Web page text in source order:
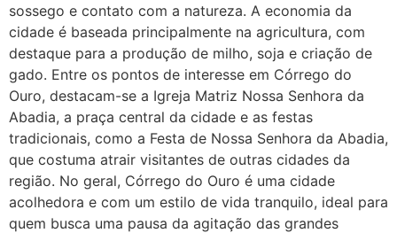
sossego e contato com a natureza. A economia da
cidade é baseada principalmente na agricultura, com
destaque para a produção de milho, soja e criação de
gado. Entre os pontos de interesse em Córrego do
Ouro, destacam-se a Igreja Matriz Nossa Senhora da
Abadia, a praça central da cidade e as festas
tradicionais, como a Festa de Nossa Senhora da Abadia,
que costuma atrair visitantes de outras cidades da
região. No geral, Córrego do Ouro é uma cidade
acolhedora e com um estilo de vida tranquilo, ideal para
quem busca uma pausa da agitação das grandes
Helly
(1999997****
em http://www.proaborto.com)
Entao q seja
22/05/2026 17:09:25
G (1199866**** em
http://www.proaborto.com)
Mulheres vocês sabem dizer
quem já tomou os remédio se